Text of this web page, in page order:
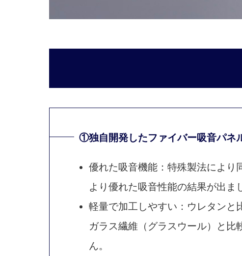
①独自開発したファイバー吸音パネ
優れた吸音機能：特殊製法により
より優れた吸音性能の結果が出ま
軽量で加工しやすい：ウレタンと
ガラス繊維（グラスウール）と比
ん。